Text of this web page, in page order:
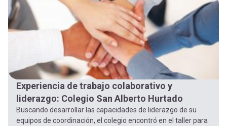
Experiencia de trabajo colaborativo y
liderazgo: Colegio San Alberto Hurtado
Buscando desarrollar las capacidades de liderazgo de su
equipos de coordinación, el colegio encontró en el taller para